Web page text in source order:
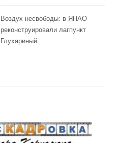
Воздух несвободы: в ЯНАО
реконструировали лагпункт
Глухариный